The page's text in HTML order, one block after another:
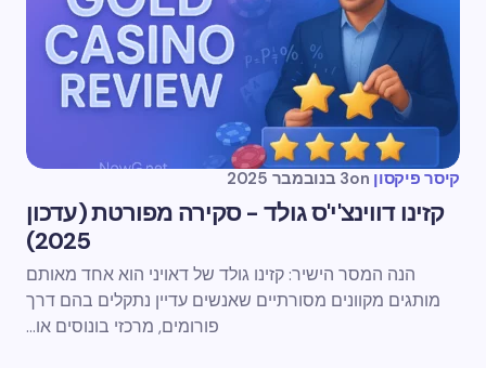
קיסר פיקסון on3 בנובמבר 2025
קזינו דווינצ'י'ס גולד - סקירה מפורטת (עדכון
2025)
הנה המסר הישיר: קזינו גולד של דאויני הוא אחד מאותם
מותגים מקוונים מסורתיים שאנשים עדיין נתקלים בהם דרך
פורומים, מרכזי בונוסים או...